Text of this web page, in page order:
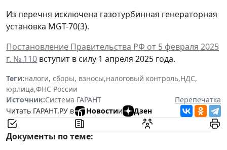
Из перечня исключена газотурбинная генераторная
установка MGT-70(3).
Постановление Правительства РФ от 5 февраля 2025
г. № 110 вступит в силу 1 апреля 2025 года.
Теги:налоги, сборы, взносы,налоговый контроль,НДС,
юрлица,ФНС России
Источник:Система ГАРАНТ
Перепечатка
Читать ГАРАНТ.РУ в
Новостии Дзен
Документы по теме: